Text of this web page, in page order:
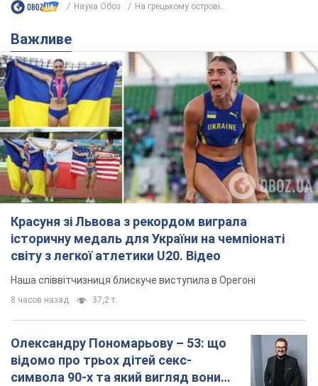
Наука Обоз На грецькому острові...
Важливе
Красуня зі Львова з рекордом виграла
історичну медаль для України на чемпіонаті
світу з легкої атлетики U20. Відео
Наша співвітчизниця блискуче виступила в Орегоні
8 часов назад 37,2 т.
Олександру Пономарьову – 53: що
відомо про трьох дітей секс-
символа 90-х та який вигляд вони